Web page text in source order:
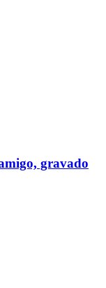
gravado